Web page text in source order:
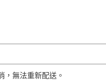
，無法重新配送。